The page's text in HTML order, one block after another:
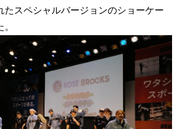
たスペシャルバージョンのショーケー